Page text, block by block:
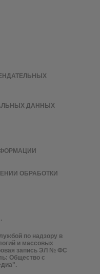
по надзору в
и массовых
запись ЭЛ № ФС
Общество с
ДАННЫХ
ОБРАБОТКИ